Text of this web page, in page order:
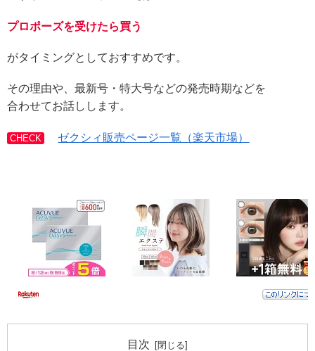
プロポーズを受けたら買う
がタイミングとしておすすめです。
その理由や、最新号・特大号などの発売時期などを
合わせてお話しします。
CHECK ゼクシィ販売ページ一覧（楽天市場）
目次